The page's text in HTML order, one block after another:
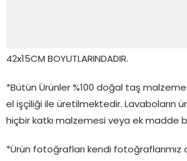
42x15CM BOYUTLARINDADIR.
*Bütün Ürünler %100 doğal taş
el işçiliği ile üretilmektedir. Lavaboların
hiçbir katkı malzemesi veya ek madde
*Ürün fotoğrafları kendi fotoğraflarımız